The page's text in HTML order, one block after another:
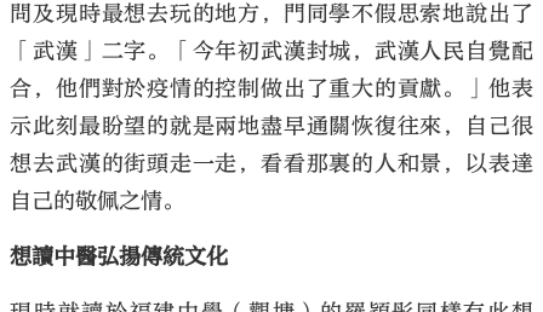
問及現時最想去玩的地方，門同學不假思索地說出了
「武漢」二字。「今年初武漢封城，武漢人民自覺配
合，他們對於疫情的控制做出了重大的貢獻。」他表
示此刻最盼望的就是兩地盡早通關恢復往來，自己很
想去武漢的街頭走一走，看看那裏的人和景，以表達
自己的敬佩之情。
想讀中醫弘揚傳統文化